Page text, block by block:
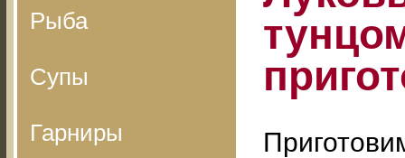
Рыба
Супы
Гарниры